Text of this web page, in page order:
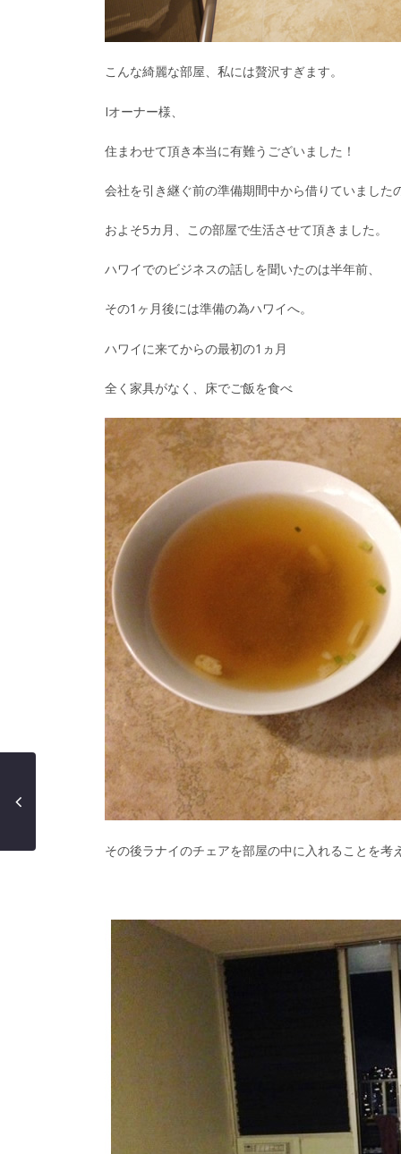
こんな綺麗な部屋、私には贅沢すぎます。
Iオーナー様、
住まわせて頂き本当に有難うございました！
会社を引き継ぐ前の準備期間中から借りていました
およそ5カ月、この部屋で生活させて頂きました。
ハワイでのビジネスの話しを聞いたのは半年前、
その1ヶ月後には準備の為ハワイへ。
ハワイに来てからの最初の1ヵ月
全く家具がなく、床でご飯を食べ
その後ラナイのチェアを部屋の中に入れることを考